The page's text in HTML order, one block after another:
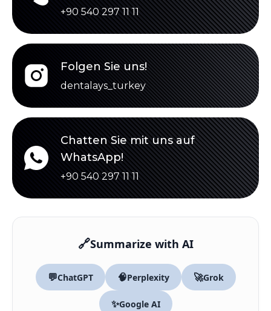
+90 540 297 11 11
Folgen Sie uns!
dentalays_turkey
Chatten Sie mit uns auf
WhatsApp!
+90 540 297 11 11
🔗Summarize with AI
💬ChatGPT 🧠Perplexity 🚀Grok
✨Google AI